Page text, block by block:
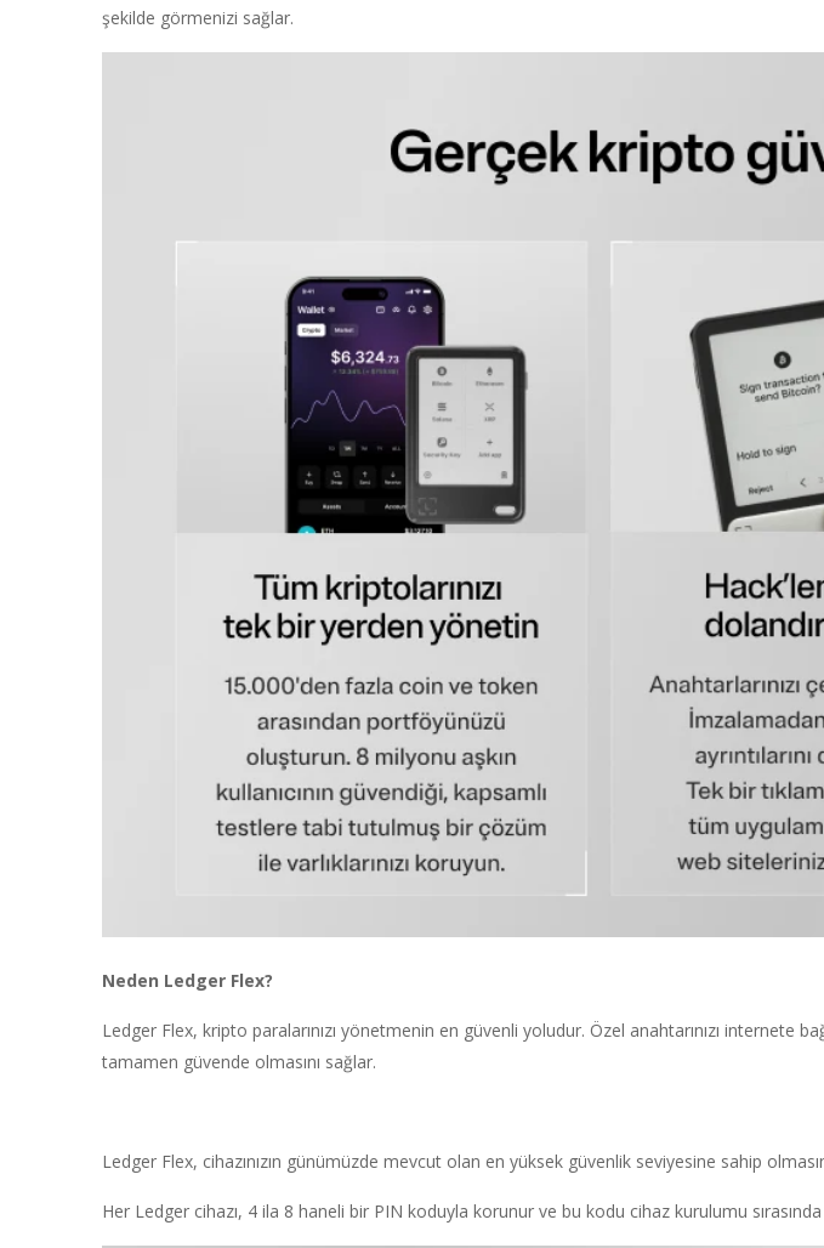
şekilde görmenizi sağlar.
Neden Ledger Flex?
Ledger Flex, kripto paralarınızı yönetmenin en güvenli yoludur. Özel anahtarınızı internete
tamamen güvende olmasını sağlar.
Ledger Flex, cihazınızın günümüzde mevcut olan en yüksek güvenlik seviyesine sahip
Her Ledger cihazı, 4 ila 8 haneli bir PIN koduyla korunur ve bu kodu cihaz kurulumu